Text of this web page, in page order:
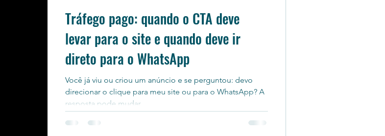
Tráfego pago: quando o CTA deve
levar para o site e quando deve ir
direto para o WhatsApp
Você já viu ou criou um anúncio e se perguntou: devo
direcionar o clique para meu site ou para o WhatsApp? A
resposta pode mudar...